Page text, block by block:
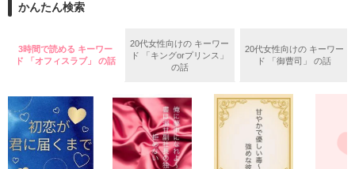
でも、私が弱い言葉を知っている、
もう絶対
そう思ってたのに…
かんたん検索
3時間で読める キーワー
ド 「オフィスラブ」 の話
20代女性向けの キーワー
ド 「キングorプリンス」
の話
20代女性向けの キーワー
ド 「御曹司」 の話